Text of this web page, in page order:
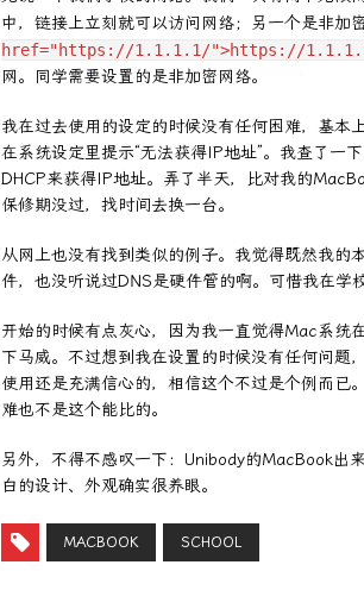
中，链接上立刻就可以访问网络；另一个是非加
href="https://1.1.1.1/">https://
网。同学需要设置的是非加密网络。
我在过去使用的设定的时候没有任何困难，基本
在系统设定里提示“无法获得IP地址”。我查了一
DHCP来获得IP地址。弄了半天，比对我的
保修期没过，找时间去换一台。
从网上也没有找到类似的例子。我觉得既然我的
件，也没听说过DNS是硬件管的啊。可惜我在学
开始的时候有点灰心，因为我一直觉得Mac系统
下马威。不过想到我在设置的时候没有任何问题
使用还是充满信心的，相信这个不过是个例而已
难也不是这个能比的。
另外，不得不感叹一下：Unibody的MacBook出
白的设计、外观确实很养眼。
MACBOOK SCHOOL